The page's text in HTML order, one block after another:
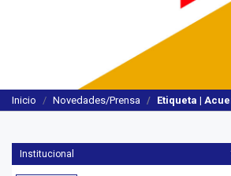
Inicio Novedades/Prensa Etiqueta |
Institucional